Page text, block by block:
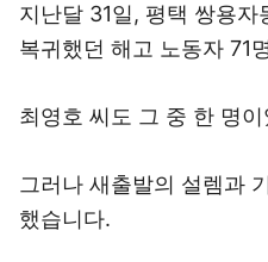
지난달 31일, 평택 쌍용자
복귀했던 해고 노동자 71
최영호 씨도 그 중 한 명
그러나 새출발의 설렘과
했습니다.